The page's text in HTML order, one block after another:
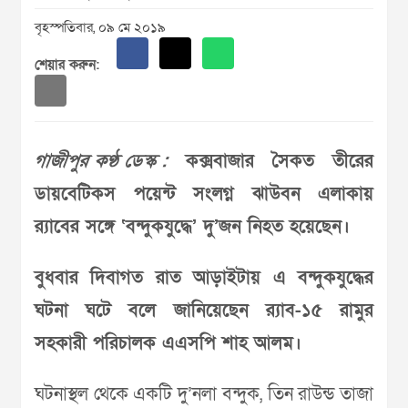
বৃহস্পতিবার, ০৯ মে ২০১৯
শেয়ার করুন:
গাজীপুর কণ্ঠ ডেস্ক :কক্সবাজার সৈকত তীরের
ডায়বেটিকস পয়েন্ট সংলগ্ন ঝাউবন এলাকায়
র‍্যাবের সঙ্গে ‘বন্দুকযুদ্ধে’ দু’জন নিহত হয়েছেন।
বুধবার দিবাগত রাত আড়াইটায় এ বন্দুকযুদ্ধের
ঘটনা ঘটে বলে জানিয়েছেন র‍্যাব-১৫ রামুর
সহকারী পরিচালক এএসপি শাহ আলম।
ঘটনাস্থল থেকে একটি দু’নলা বন্দুক, তিন রাউন্ড তাজা